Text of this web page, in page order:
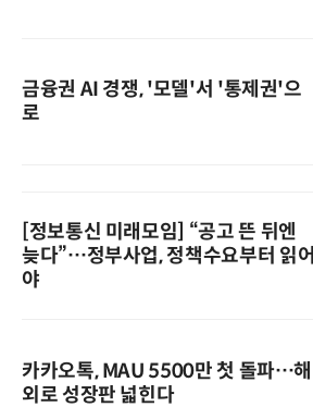
금융권 AI 경쟁, '모델'서 '통제권'으
로
[정보통신 미래모임] “공고 뜬 뒤엔
늦다”…정부사업, 정책수요부터 읽어
야
카카오톡, MAU 5500만 첫 돌파…해
외로 성장판 넓힌다